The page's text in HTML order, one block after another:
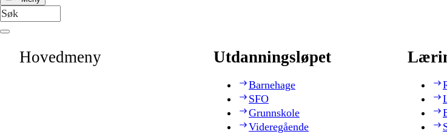
Hovedmeny Utdanningsløpet
Barnehage
SFO
Grunnskole
Videregående